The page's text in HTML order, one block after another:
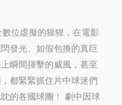
位虛擬的猩猩，在電影
發光、如假包換的真巨
瞬間揮擊的威風，甚至
都緊緊抓住片中球迷們
的各國球團！ 劇中因球